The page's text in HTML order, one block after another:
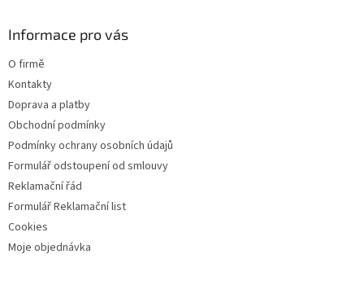
Informace pro vás
O firmě
Kontakty
Doprava a platby
Obchodní podmínky
Podmínky ochrany osobních údajů
Formulář odstoupení od smlouvy
Reklamační řád
Formulář Reklamační list
Cookies
Moje objednávka